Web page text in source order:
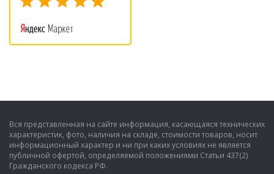
Вся представленная на сайте информация, касающаяся технических
характеристик, фото, наличия на складе, стоимости товаров, носит
информационный характер и ни при каких условиях не является
публичной офертой, определяемой положениями Статьи 437(2)
Гражданского кодекса РФ.